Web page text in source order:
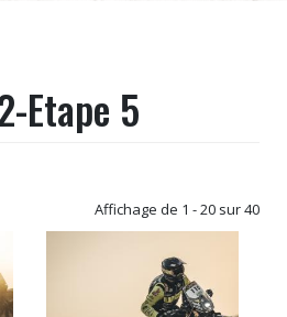
Etape 5
Affichage de 1 - 20 sur 40